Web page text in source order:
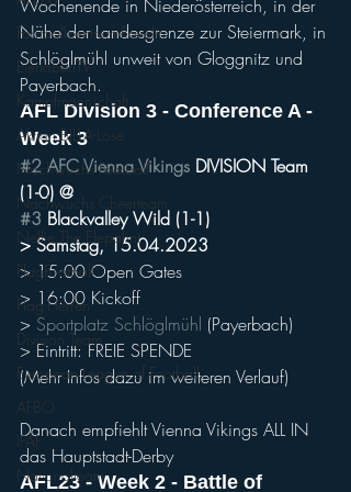
Footballzentrum Ravelin
EierlaberlTV
Kampfmannschaft
Aktion BILLA-Lose
Nachwuchs Football
Nachwuchs Cheerteam
Nellie The Elepahnt
FlagFootball
Flag-Herren
Division Team
European League of Football
AFBÖ
IFAF
Nationalteam
Wochenende in Niederösterreich, in der
Nähe der Landesgrenze zur Steiermark, in
Schlöglmühl unweit von Gloggnitz und
Payerbach.
AFL Division 3 - Conference A -
Week 3
#2 AFC Vienna Vikings DIVISION Team
(1-0) @
#3 Blackvalley Wild (1-1)
> Samstag, 15.04.2023
> 15:00 Open Gates
> 16:00 Kickoff
> Sportplatz Schlöglmühl (Payerbach)
> Eintritt: FREIE SPENDE
(Mehr Infos dazu im weiteren Verlauf)
Danach empfiehlt Vienna Vikings ALL IN
das Hauptstadt-Derby
AFL23 - Week 2 - Battle of